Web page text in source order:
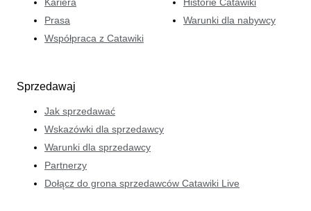
Prasa
Współpraca z Catawiki
Warunki dla nabywcy
Sprzedawaj
Jak sprzedawać
Wskazówki dla sprzedawcy
Warunki dla sprzedawcy
Partnerzy
Dołącz do grona sprzedawców Catawiki Live